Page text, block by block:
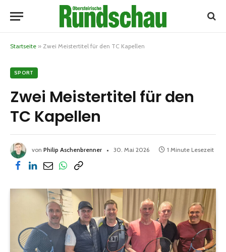
Startseite » Zwei Meistertitel für den TC Kapellen
SPORT
Zwei Meistertitel für den
TC Kapellen
von Philip Aschenbrenner 30. Mai 2026 1 Minute Lesezeit